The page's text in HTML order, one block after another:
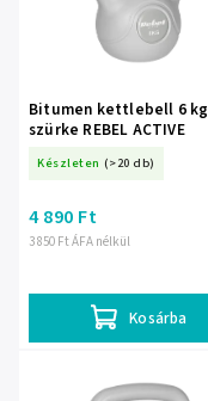
Bitumen kettlebell 6 kg
szürke REBEL ACTIVE
Készleten (>20 db)
3 850 Ft ÁFA nélkül
4 890 Ft
Kosárba